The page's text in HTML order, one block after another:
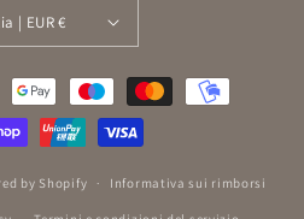
Italia | EUR €
by Shopify Informativa sui rimborsi